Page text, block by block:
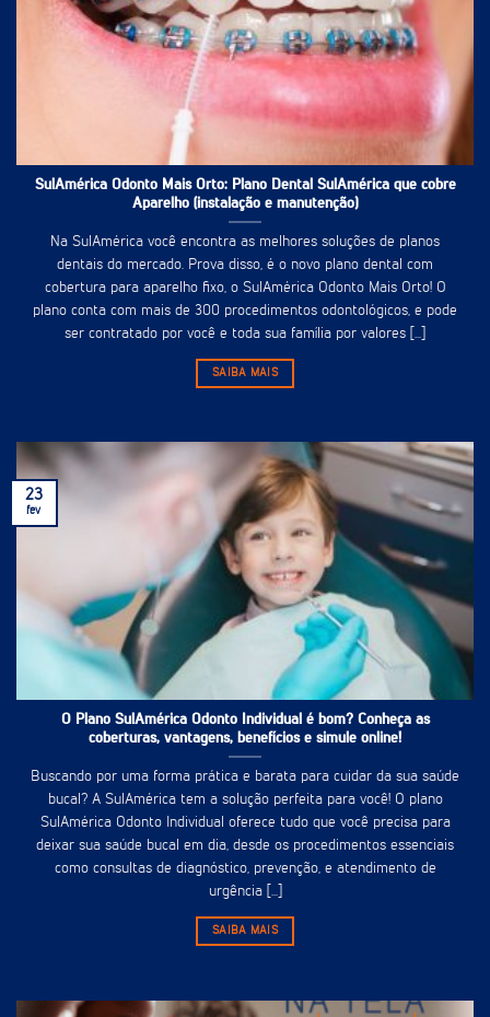
SulAmérica Odonto Mais Orto: Plano Dental SulAmérica que cobre
Aparelho (instalação e manutenção)
Na SulAmérica você encontra as melhores soluções de planos
dentais do mercado. Prova disso, é o novo plano dental com
cobertura para aparelho fixo, o SulAmérica Odonto Mais Orto! O
plano conta com mais de 300 procedimentos odontológicos, e pode
ser contratado por você e toda sua família por valores [...]
SAIBA MAIS
O Plano SulAmérica Odonto Individual é bom? Conheça as
coberturas, vantagens, benefícios e simule online!
Buscando por uma forma prática e barata para cuidar da sua saúde
bucal? A SulAmérica tem a solução perfeita para você! O plano
SulAmérica Odonto Individual oferece tudo que você precisa para
deixar sua saúde bucal em dia, desde os procedimentos essenciais
como consultas de diagnóstico, prevenção, e atendimento de
urgência [...]
SAIBA MAIS
23
fev